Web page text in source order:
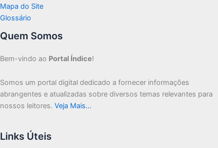
Mapa do Site
Glossário
Quem Somos
Bem-vindo ao Portal Índice!
Somos um portal digital dedicado a fornecer informações
abrangentes e atualizadas sobre diversos temas relevantes para
nossos leitores. Veja Mais…
Links Úteis